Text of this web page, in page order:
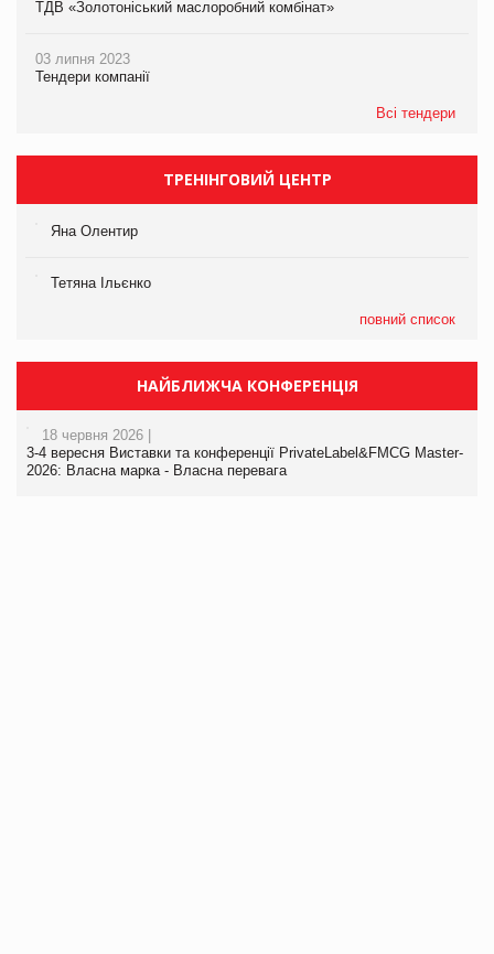
ТДВ «Золотоніський маслоробний комбінат»
03 липня 2023
Тендери компанії
Всі тендери
ТРЕНІНГОВИЙ ЦЕНТР
Яна Олентир
Тетяна Ільєнко
повний список
НАЙБЛИЖЧА КОНФЕРЕНЦІЯ
18 червня 2026 |
3-4 вересня Виставки та конференції PrivateLabel&FMCG Master-
2026: Власна марка - Власна перевага